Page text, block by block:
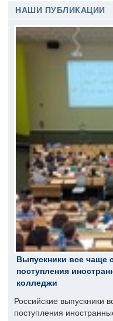
НАШИ ПУБЛИКАЦИИ
Выпускники все чаще
поступления
колледжи
Российские выпускники
поступления